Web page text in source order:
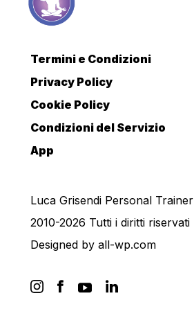
Termini e Condizioni
Privacy Policy
Cookie Policy
Condizioni del Servizio
App
Luca Grisendi Personal Trainer
2010-2026 Tutti i diritti riservati
Designed by all-wp.com